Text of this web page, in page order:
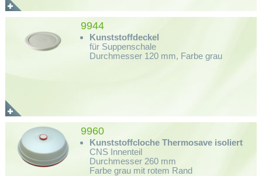
9944
Kunststoffdeckel
für Suppenschale
Durchmesser 120 mm, Farbe grau
9960
Kunststoffcloche Thermosave isoliert
CNS Innenteil
Durchmesser 260 mm
Farbe grau mit rotem Rand